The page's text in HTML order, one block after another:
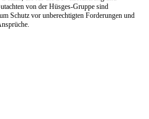
von der Hüsges-Gruppe sind
Schutz vor unberechtigten Forderungen und